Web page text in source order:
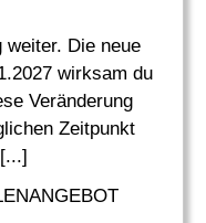
weiter. Die neue
wirksam du
Veränderung
Zeitpunkt